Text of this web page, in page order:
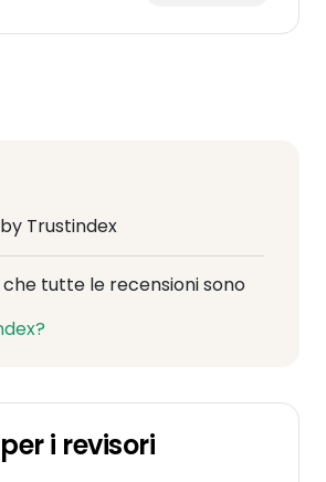
Trustindex
tutte le recensioni sono
i revisori